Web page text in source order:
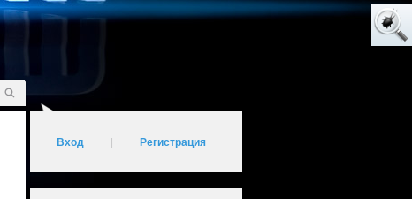
Вход Регистрация